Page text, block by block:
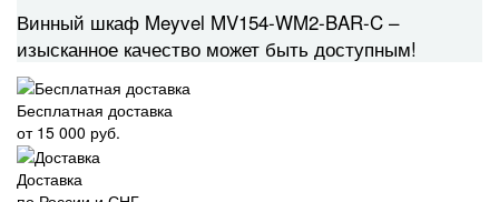
Винный шкаф Meyvel MV154-WM2-BAR-C –
изысканное качество может быть доступным!
Бесплатная доставка
от 15 000 руб.
Доставка